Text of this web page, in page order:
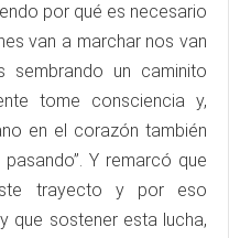
por qué es necesario
van a marchar nos van
sembrando un caminito
tome consciencia y,
en el corazón también
Y remarcó que
trayecto y por eso
que sostener esta lucha,